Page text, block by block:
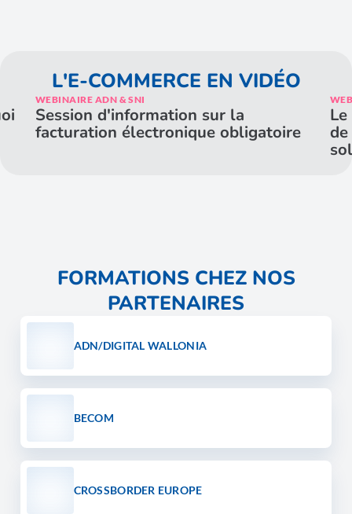
L'E-COMMERCE EN VIDÉO
WEBINAIRE ADN & SNI
Session d'information sur la
facturation électronique obligatoire
FORMATIONS CHEZ NOS
PARTENAIRES
ADN/DIGITAL WALLONIA
BECOM
CROSSBORDER EUROPE